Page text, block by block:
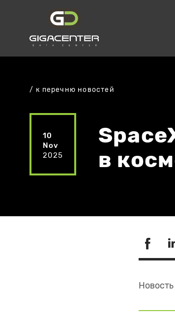
к перечню новостей
10
Nov
2025
в